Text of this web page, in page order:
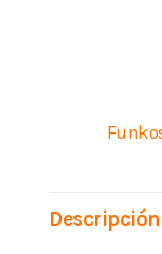
Descripción